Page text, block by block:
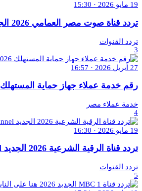
19 مايو 2026 · 15:30
تردد قناة صوت مصر العمامي 2026 الجديدal amamy على النايل سات
تردد القنوات
3
27 أبريل 2026 · 16:57
رقم خدمة عملاء جهاز حماية المستهلك 2026 الخط الساخن المختصر تقديم شكوي
خدمة عملاء مصر
4
19 مايو 2026 · 16:30
تردد قناة الرقية الشرعية 2026 الجديد Al-Raqia Al-Sharia channel على النايل سات
تردد القنوات
5